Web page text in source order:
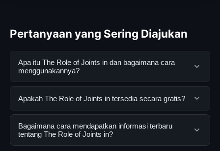
Pertanyaan yang Sering Diajukan
Apa itu The Role of Joints in dan bagaimana cara
menggunakannya?
The Role of Joints in adalah layanan digital yang
informasi lengkap dan terpercaya. Anda dapat
menggunakannya dengan mengunjungi situs resmi dan
mengikuti panduan yang tersedia.
Apakah The Role of Joints in tersedia secara gratis?
Ya, The Role of Joints in dapat diakses secara gratis
oleh semua pengguna. Tidak ada biaya tersembunyi
atau langganan yang diperlukan untuk menggunakan
Bagaimana cara mendapatkan informasi terbaru
tentang The Role of Joints in?